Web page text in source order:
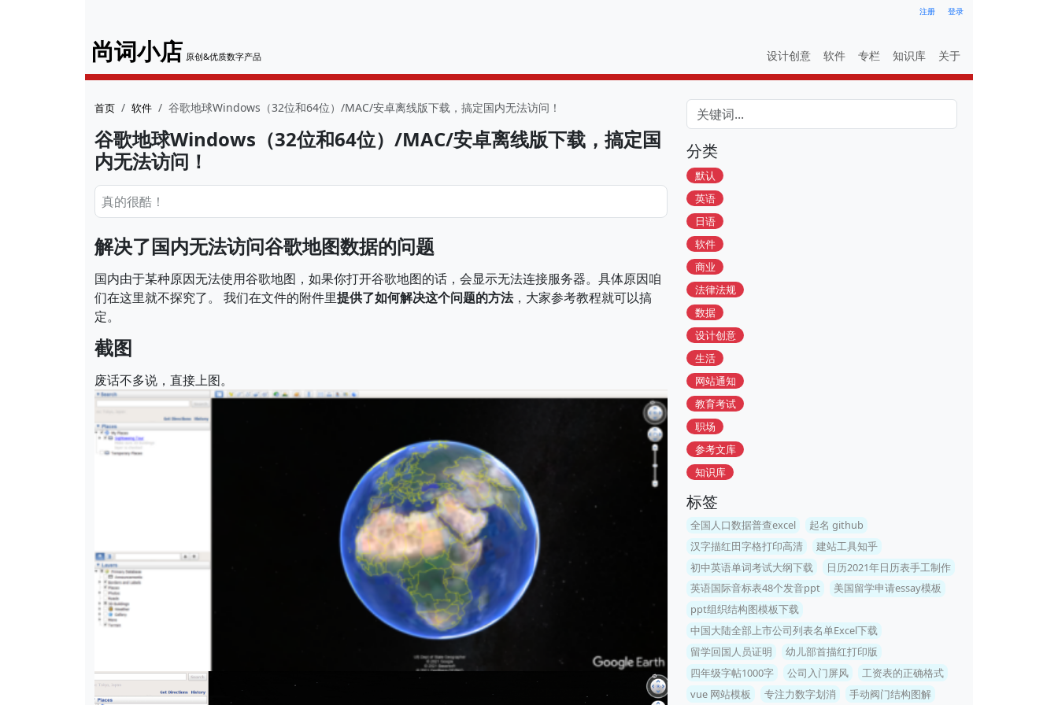
注册 登录
尚词小店 原创&优质数字产品 设计创意 软件 专栏 知识库 关于
首页 软件 谷歌地球Windows（32位和64位）/MAC/安卓离线版下载，搞定国内无法访问！
谷歌地球Windows（32位和64位）/MAC/安卓离线版下载，搞定国
内无法访问！
真的很酷！
解决了国内无法访问谷歌地图数据的问题
国内由于某种原因无法使用谷歌地图，如果你打开谷歌地图的话，会显示无法连接服务器。具体原因咱
们在这里就不探究了。 我们在文件的附件里提供了如何解决这个问题的方法，大家参考教程就可以搞
定。
截图
废话不多说，直接上图。
分类
默认
英语
日语
软件
商业
法律法规
数据
设计创意
生活
网站通知
教育考试
职场
参考文库
知识库
标签
全国人口数据普查excel
起名 github
汉字描红田字格打印高清
建站工具知乎
初中英语单词考试大纲下载
日历2021年日历表手工制作
英语国际音标表48个发音ppt
美国留学申请essay模板
ppt组织结构图模板下载
中国大陆全部上市公司列表名单Excel下载
留学回国人员证明
幼儿部首描红打印版
四年级字帖1000字
公司入门屏风
工资表的正确格式
vue 网站模板
专注力数字划消 手动阀门结构图解